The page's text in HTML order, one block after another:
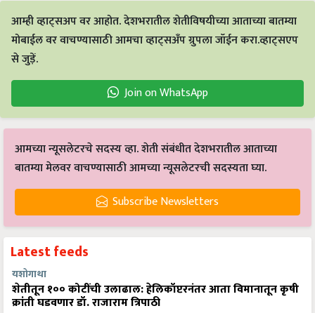
आम्ही व्हाट्सअप वर आहोत. देशभरातील शेतीविषयीच्या आताच्या बातम्या
मोबाईल वर वाचण्यासाठी आमचा व्हाट्सअँप ग्रुपला जॉईन करा.व्हाट्सएप
से जुड़ें.
Join on WhatsApp
आमच्या न्यूसलेटरचे सदस्य व्हा. शेती संबंधीत देशभरातील आताच्या
बातम्या मेलवर वाचण्यासाठी आमच्या न्यूसलेटरची सदस्यता घ्या.
Subscribe Newsletters
Latest feeds
यशोगाथा
शेतीतून १०० कोटींची उलाढाल: हेलिकॉप्टरनंतर आता विमानातून कृषी
क्रांती घडवणार डॉ. राजाराम त्रिपाठी